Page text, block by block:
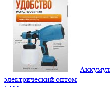
электрический оптом